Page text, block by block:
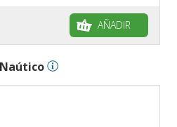
AÑADIR